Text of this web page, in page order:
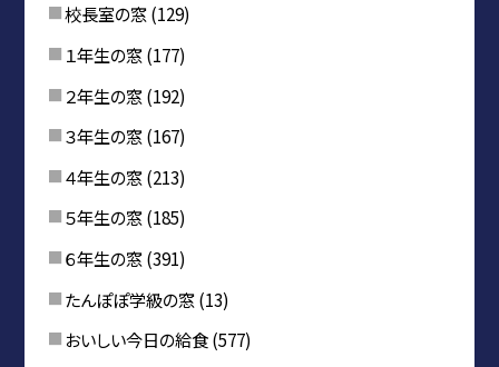
校長室の窓(129)
１年生の窓(177)
２年生の窓(192)
３年生の窓(167)
４年生の窓(213)
５年生の窓(185)
６年生の窓(391)
たんぽぽ学級の窓(13)
おいしい今日の給食(577)